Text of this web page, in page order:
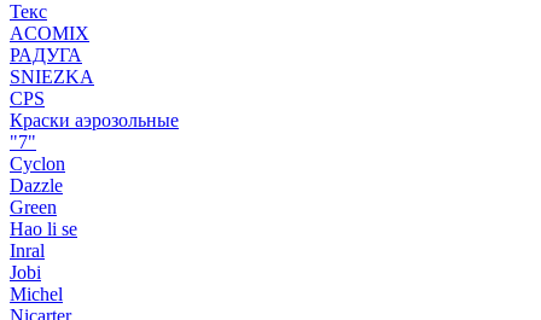
Текс
ACOMIX
РАДУГА
SNIEZKA
CPS
Краски аэрозольные
"7"
Cyclon
Dazzle
Green
Hao li se
Inral
Jobi
Michel
Nicarter